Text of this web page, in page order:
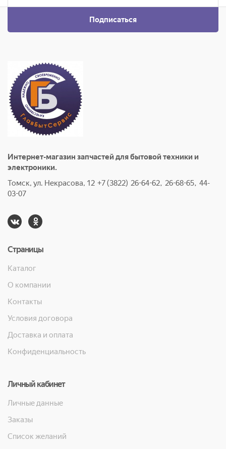
Подписаться
Интернет-магазин запчастей для бытовой техники и
электроники.
Томск, ул. Некрасова, 12 +7 (3822) 26-64-62, 26-68-65, 44-
03-07
Страницы
Каталог
О компании
Контакты
Условия договора
Доставка и оплата
Конфиденциальность
Личный кабинет
Личные данные
Заказы
Список желаний